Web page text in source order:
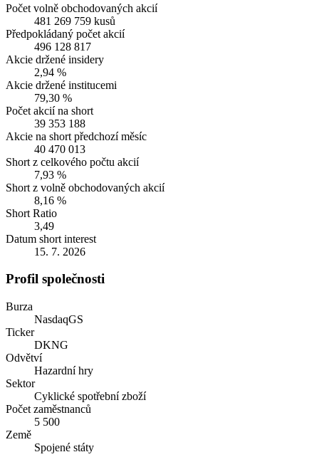
Počet volně obchodovaných akcií
481 269 759 kusů
Předpokládaný počet akcií
496 128 817
Akcie držené insidery
2,94 %
Akcie držené institucemi
79,30 %
Počet akcií na short
39 353 188
Akcie na short předchozí měsíc
40 470 013
Short z celkového počtu akcií
7,93 %
Short z volně obchodovaných akcií
8,16 %
Short Ratio
3,49
Datum short interest
15. 7. 2026
Profil společnosti
Burza
NasdaqGS
Ticker
DKNG
Odvětví
Hazardní hry
Sektor
Cyklické spotřební zboží
Počet zaměstnanců
5 500
Země
Spojené státy